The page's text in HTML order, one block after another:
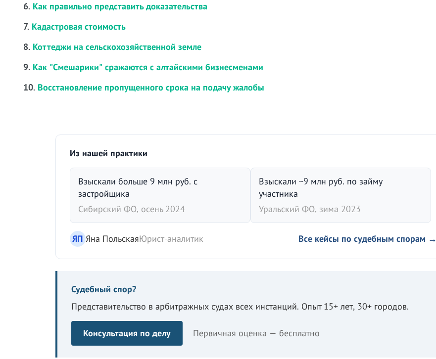
6. Как правильно представить доказательства
7. Кадастровая стоимость
8. Коттеджи на сельскохозяйственной земле
9. Как "Смешарики" сражаются с алтайскими бизнесменами
10. Восстановление пропущенного срока на подачу жалобы
Из нашей практики
Взыскали больше 9 млн руб. с
застройщика
Сибирский ФО, осень 2024
Взыскали ~9 млн руб. по займу
участника
Уральский ФО, зима 2023
ЯП Яна ПольскаяЮрист-аналитик Все кейсы по судебным спорам →
Судебный спор?
Представительство в арбитражных судах всех инстанций. Опыт 15+ лет, 30+ городов.
Консультация по делу Первичная оценка — бесплатно